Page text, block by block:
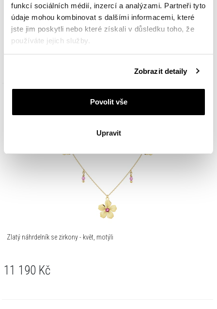
funkcí sociálních médií, inzercí a analýzami. Partneři tyto
údaje mohou kombinovat s dalšími informacemi, které
jste jim poskytli nebo které získali v důsledku toho, že
používáte jejich služby.
Zásadách ochrany osobních údajů
Zobrazit detaily
Povolit vše
Upravit
Zlatý náramek se zirkony - květ
6 890 Kč
Zlatý náhrdelník se zirkony - květ, motýli
11 190 Kč